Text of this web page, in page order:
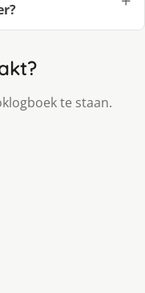
te staan.